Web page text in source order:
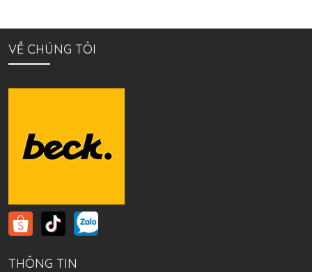
VỀ CHÚNG TÔI
THÔNG TIN